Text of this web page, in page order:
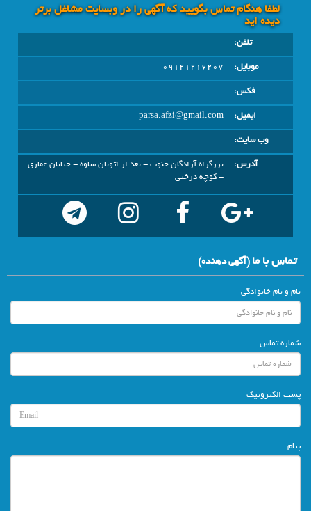
لطفا هنگام تماس بگویید که آگهی را در وبسايت مشاغل برتر
دیده اید
تلفن:
موبایل:
09121216207
فکس:
ایمیل:
parsa.afzi@gmail.com
وب سایت:
آدرس:
بزرگراه آزادگان جنوب - بعد از اتوبان ساوه - خیابان غفاری
- کوچه درختی
تماس با ما(آگهي دهنده)
نام و نام خانوادگی
شماره تماس
پست الکترونیک
پیام